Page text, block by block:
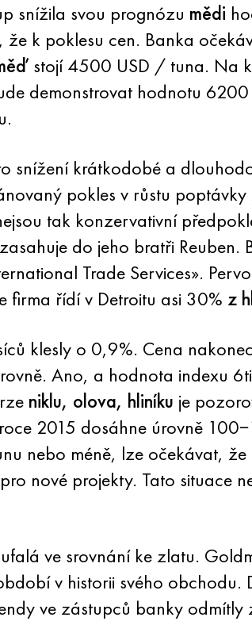
snížila svou prognózu mědi
že k poklesu cen. Banka
stojí 4500 USD / tuna. Na
demonstrovat hodnotu
snížení krátkodobé a
pokles v růstu
tak konzervativní
do jeho bratři
Trade Services».
firma řídí v Detroitu asi 30% z
klesly o 0,9%. Cena
Ano, a hodnota indexu
niklu, olova, hliníku je
2015 dosáhne úrovně
nebo méně, lze očekávat,
nové projekty. Tato situace
ve srovnání ke zlatu.
v historii svého
ve zástupců banky odmítly